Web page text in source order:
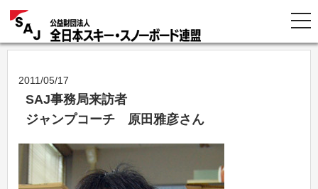
2011/05/17
SAJ事務局来訪者
ジャンプコーチ 原田雅彦さん